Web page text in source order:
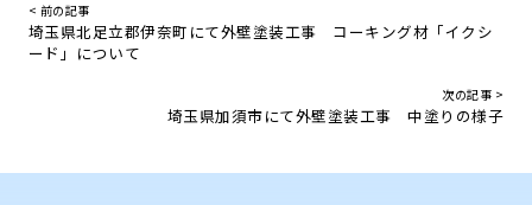
< 前の記事
埼玉県北足立郡伊奈町にて外壁塗装工事 コーキング材「イクシ
ード」について
次の記事 >
埼玉県加須市にて外壁塗装工事 中塗りの様子